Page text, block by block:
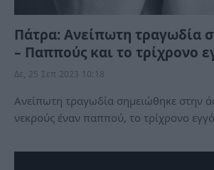
Πάτρα: Ανείπωτη τραγωδία
– Παππούς και το τρίχρονο
Δε, 25 Σεπ 2023 10:18
Ανείπωτη τραγωδία σημειώθηκε στην
νεκρούς έναν παππού, το τρίχρονο